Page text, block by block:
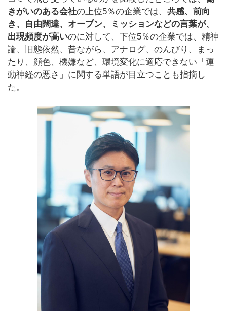
きがいのある会社の上位5％の企業では、 共感、前向
き、自由闊達、オープン、ミッションなどの言葉が、
出現頻度が高いのに対して、下位5％の企業では、精神
論、旧態依然、昔ながら、アナログ、のんびり、まっ
たり、顔色、機嫌など、環境変化に適応できない「運
動神経の悪さ」に関する単語が目立つことも指摘し
た。